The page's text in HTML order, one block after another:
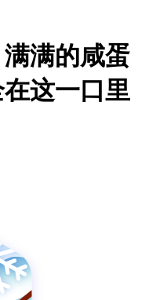
满的咸蛋
这一口里